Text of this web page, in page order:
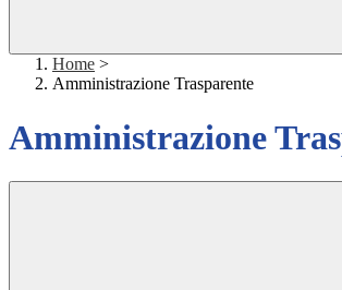
Home >
Amministrazione Trasparente
Amministrazione